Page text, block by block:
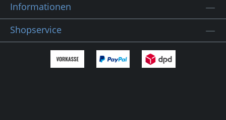
Informationen
Shopservice